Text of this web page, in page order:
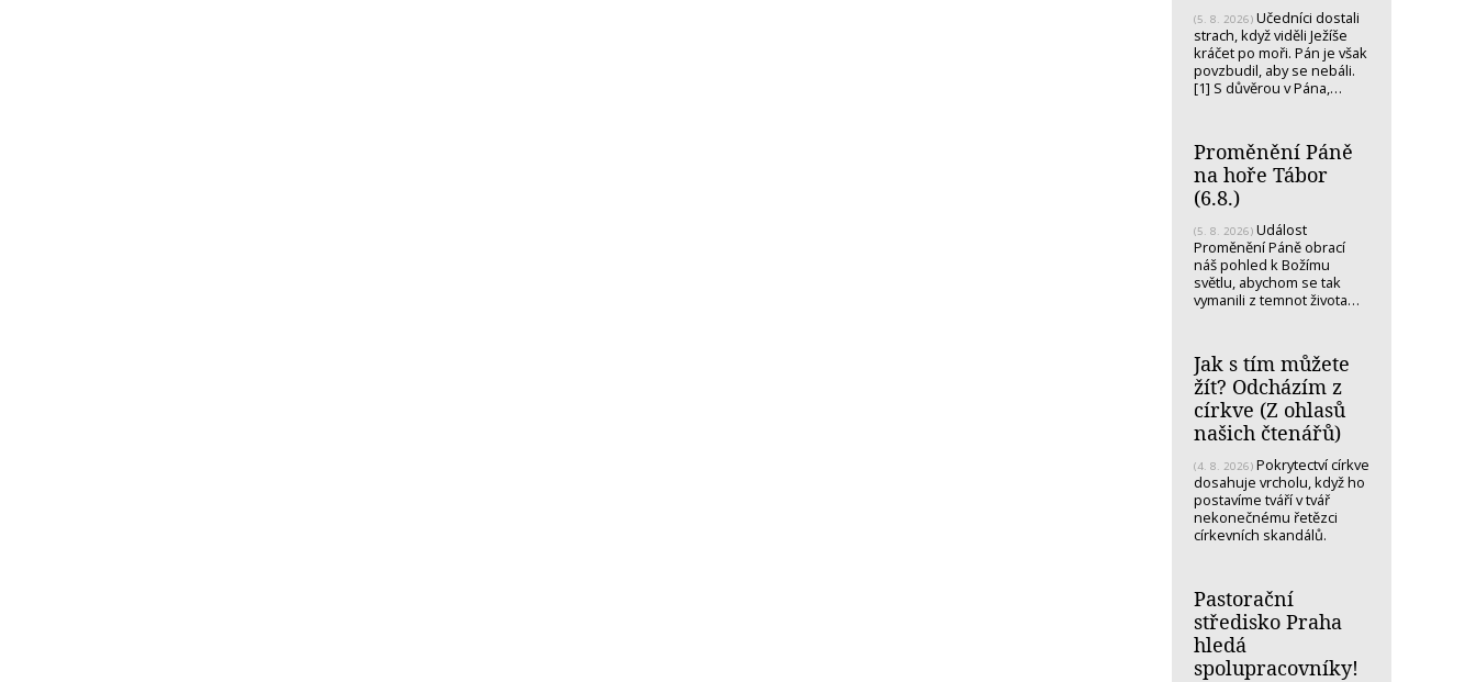
(5. 8. 2026) Učedníci dostali
strach, když viděli Ježíše
kráčet po moři. Pán je však
povzbudil, aby se nebáli.
[1] S důvěrou v Pána,…
Proměnění Páně
na hoře Tábor
(6.8.)
(5. 8. 2026) Událost
Proměnění Páně obrací
náš pohled k Božímu
světlu, abychom se tak
vymanili z temnot života…
Jak s tím můžete
žít? Odcházím z
církve (Z ohlasů
našich čtenářů)
(4. 8. 2026) Pokrytectví církve
dosahuje vrcholu, když ho
postavíme tváří v tvář
nekonečnému řetězci
církevních skandálů.
Pastorační
středisko Praha
hledá
spolupracovníky!